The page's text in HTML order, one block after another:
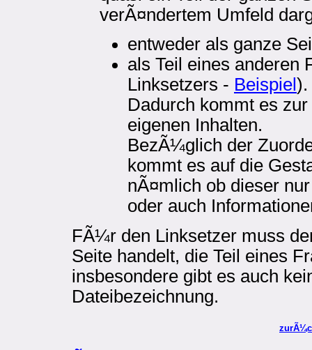
verÃ¤ndertem Umfeld
entweder als ganze
als Teil eines anderen
Linksetzers - Beispiel ).
Dadurch kommt es
eigenen Inhalten.
BezÃ¼glich der
kommt es auf die
nÃ¤mlich ob dieser
oder auch
FÃ¼r den Linksetzer muss
Seite handelt, die Teil eines
insbesondere gibt es auch
Dateibezeichnung.